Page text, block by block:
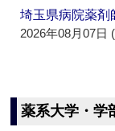
埼玉県病院薬
2026年08月07日
薬系大学・学